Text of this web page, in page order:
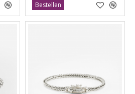
Bestellen